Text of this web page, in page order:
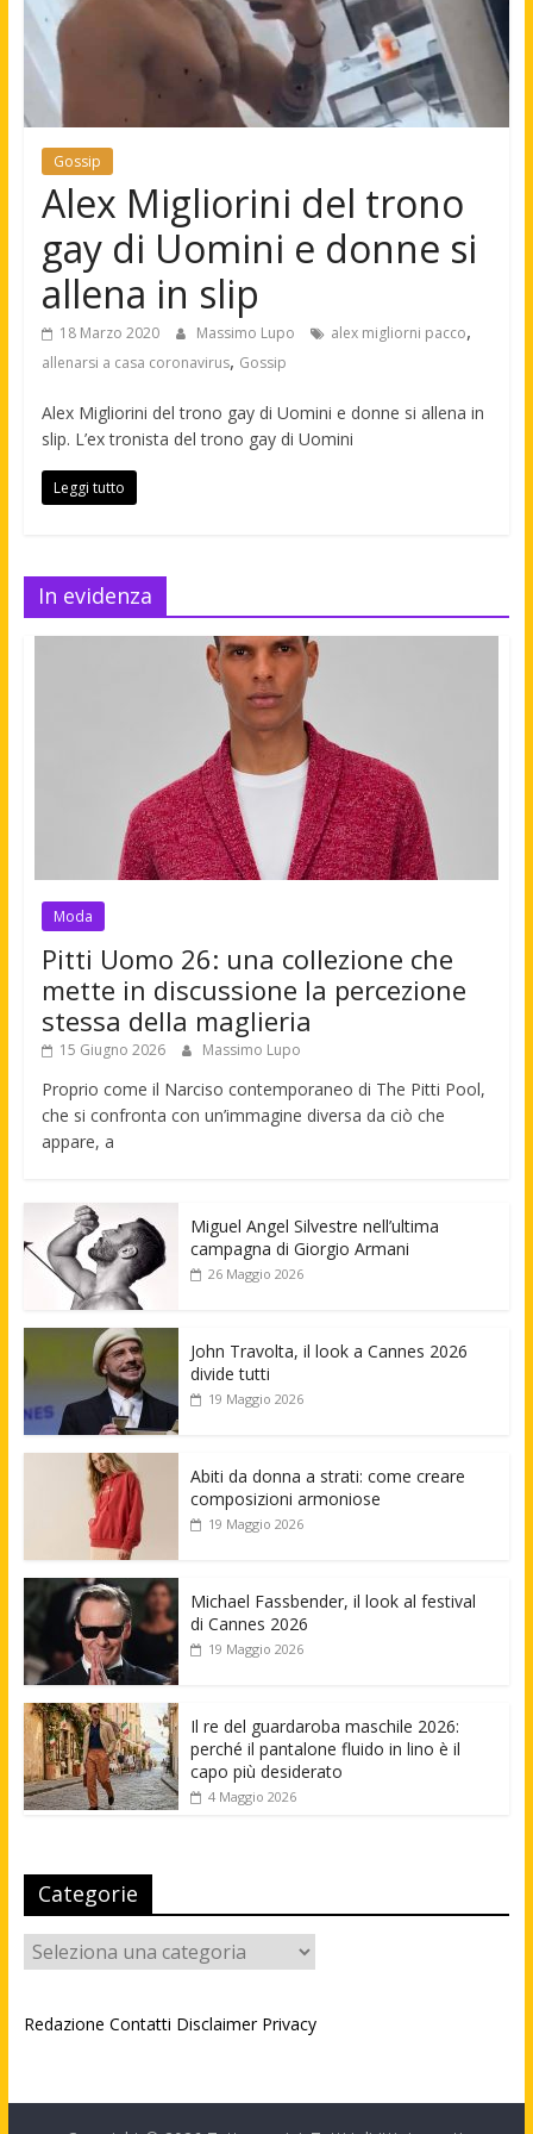
Gossip
Alex Migliorini del trono
gay di Uomini e donne si
allena in slip
18 Marzo 2020 Massimo Lupo alex migliorni pacco,
allenarsi a casa coronavirus, Gossip
Alex Migliorini del trono gay di Uomini e donne si allena in
slip. L’ex tronista del trono gay di Uomini
Leggi tutto
In evidenza
Moda
Pitti Uomo 26: una collezione che
mette in discussione la percezione
stessa della maglieria
15 Giugno 2026 Massimo Lupo
Proprio come il Narciso contemporaneo di The Pitti Pool,
che si confronta con un’immagine diversa da ciò che
appare, a
Miguel Angel Silvestre nell’ultima
campagna di Giorgio Armani
26 Maggio 2026
John Travolta, il look a Cannes 2026
divide tutti
19 Maggio 2026
Abiti da donna a strati: come creare
composizioni armoniose
19 Maggio 2026
Michael Fassbender, il look al festival
di Cannes 2026
19 Maggio 2026
Il re del guardaroba maschile 2026:
perché il pantalone fluido in lino è il
capo più desiderato
4 Maggio 2026
Categorie
Categorie
Redazione Contatti Disclaimer Privacy